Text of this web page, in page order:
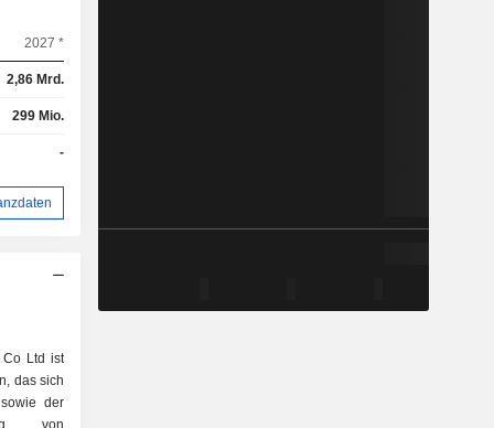
2027 *
2,86 Mrd.
299 Mio.
-
Co Ltd ist
das sich
der
von